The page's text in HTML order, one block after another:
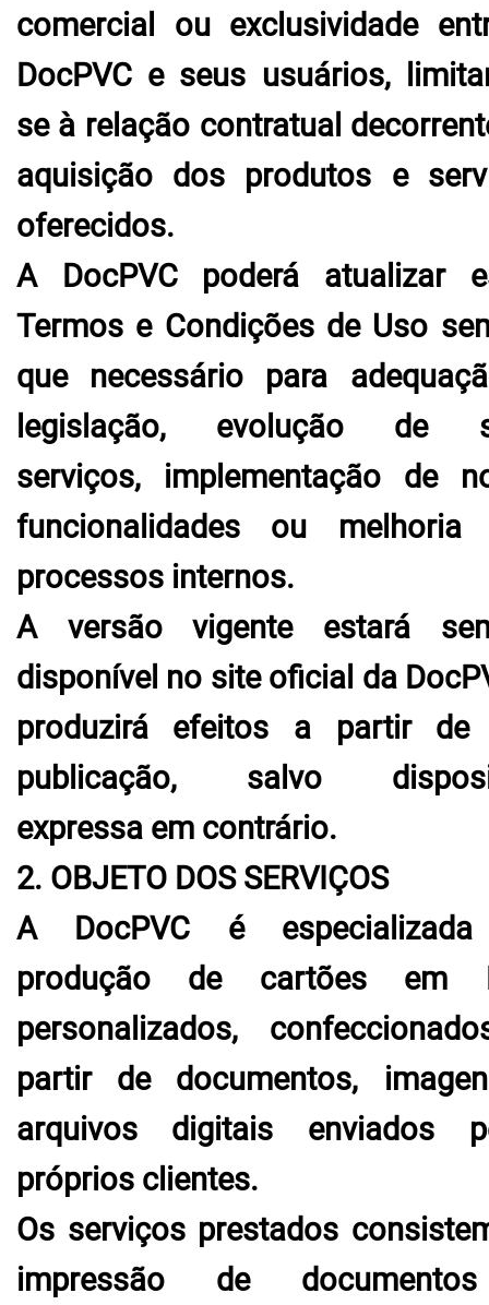
comercial ou exclusividade
DocPVC e seus usuários,
se à relação contratual
aquisição dos produtos e
oferecidos.
A DocPVC poderá atualizar
Termos e Condições de Uso
que necessário para
legislação, evolução de
serviços, implementação de
funcionalidades ou melhoria
processos internos.
A versão vigente estará
disponível no site oficial da
produzirá efeitos a partir de
publicação, salvo
expressa em contrário.
2. OBJETO DOS SERVIÇOS
A DocPVC é
produção de cartões em
personalizados,
partir de documentos,
arquivos digitais enviados
próprios clientes.
Os serviços prestados
impressão de